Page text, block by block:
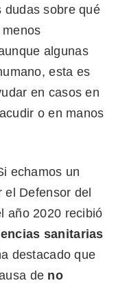
dudas sobre qué
algunas
esta es
en casos en
o en manos
echamos un
Defensor del
año 2020 recibió
sanitarias
destacado que
de no